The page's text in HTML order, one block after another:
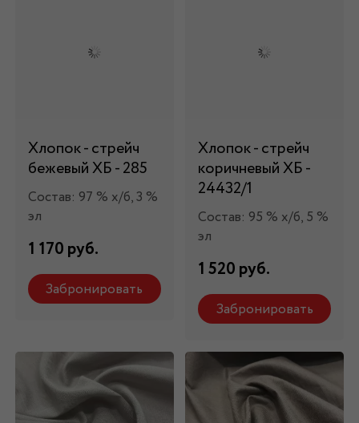
Хлопок - стрейч
бежевый ХБ - 285
Состав: 97 % х/б, 3 %
эл
1 170 руб.
Забронировать
Хлопок - стрейч
коричневый ХБ -
24432/1
Состав: 95 % х/б, 5 %
эл
1 520 руб.
Забронировать